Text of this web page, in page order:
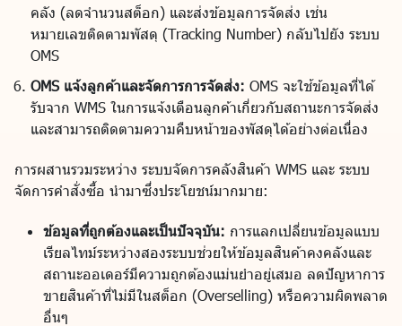
คลัง (ลดจำนวนสต็อก) และส่งข้อมูลการจัดส่ง เช่น
หมายเลขติดตามพัสดุ (Tracking Number) กลับไปยัง ระบบ
OMS
OMS แจ้งลูกค้าและจัดการการจัดส่ง: OMS จะใช้ข้อมูลที่ได้
รับจาก WMS ในการแจ้งเตือนลูกค้าเกี่ยวกับสถานะการจัดส่ง
และสามารถติดตามความคืบหน้าของพัสดุได้อย่างต่อเนื่อง
การผสานรวมระหว่าง ระบบจัดการคลังสินค้า WMS และ ระบบ
จัดการคำสั่งซื้อ นำมาซึ่งประโยชน์มากมาย:
ข้อมูลที่ถูกต้องและเป็นปัจจุบัน: การแลกเปลี่ยนข้อมูลแบบ
เรียลไทม์ระหว่างสองระบบช่วยให้ข้อมูลสินค้าคงคลังและ
สถานะออเดอร์มีความถูกต้องแม่นยำอยู่เสมอ ลดปัญหาการ
ขายสินค้าที่ไม่มีในสต็อก (Overselling) หรือความผิดพลาด
อื่นๆ